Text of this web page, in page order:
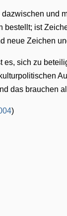
und
bestellt; ist
neue Zeichen
sich zu
das brauchen
)